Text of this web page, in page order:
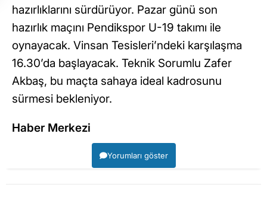
hazırlıklarını sürdürüyor. Pazar günü son
hazırlık maçını Pendikspor U-19 takımı ile
oynayacak. Vinsan Tesisleri’ndeki karşılaşma
16.30’da başlayacak. Teknik Sorumlu Zafer
Akbaş, bu maçta sahaya ideal kadrosunu
sürmesi bekleniyor.
Haber Merkezi
Yorumları göster